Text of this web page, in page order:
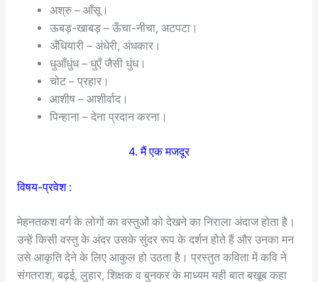
अश्रु – आँसू।
ऊबड़-खाबड़ – ऊँचा-नीचा, अटपटा।
अँधियारी – अंधेरी, अंधकार।
धुआँधुंध – धुएँ जैसी धुंध।
चोट – प्रहार।
आशीष – आशीर्वाद।
पिन्हाना – देना प्रदान करना।
4. मैं एक मजदूर
विषय-प्रवेश :
मेहनतकश वर्ग के लोगों का वस्तुओं को देखने का निराला अंदाज होता है।
उन्हें किसी वस्तु के अंदर उसके सुंदर रूप के दर्शन होते हैं और उनका मन
उसे आकृति देने के लिए आकुल हो उठता है। प्रस्तुत कविता में कवि ने
संगतराश, बढ़ई, लुहार, शिक्षक व बुनकर के माध्यम यही बात बखूब कहा